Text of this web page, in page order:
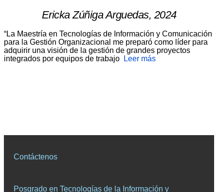
Ericka Zúñiga Arguedas, 2024
“La Maestría en Tecnologías de Información y Comunicación
para la Gestión Organizacional me preparó como líder para
adquirir una visión de la gestión de grandes proyectos
integrados por equipos de trabajo
Leer más
Contáctenos
Posgrado en Tecnologías de la Información y